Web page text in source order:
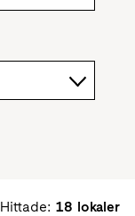
Hittade:18 lokaler